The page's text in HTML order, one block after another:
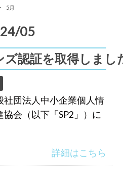
5月
05
ズ認証を取得しまし
団法人中小企業個人情
会（以下「SP2」）に
詳細はこちら